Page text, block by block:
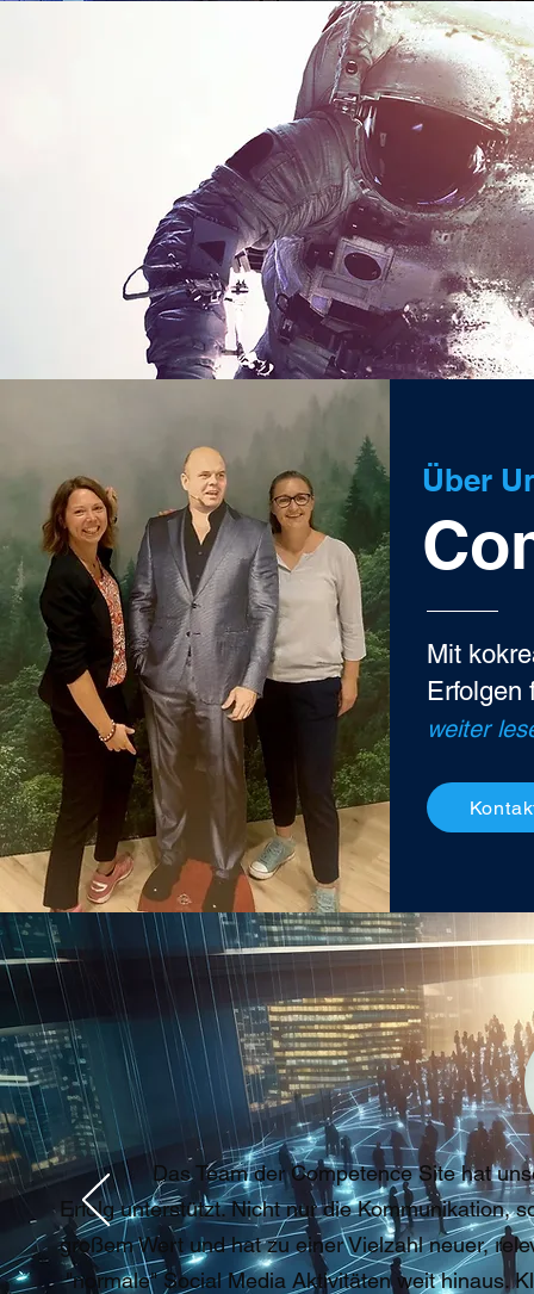
Über
Mit
Erfolgen
weiter
Das Team der Competence Site hat
Erfolg unterstützt. Nicht nur die Kommunikation,
großem Wert und hat zu einer Vielzahl neuer,
"normale" Social Media Aktivitäten weit hinaus.